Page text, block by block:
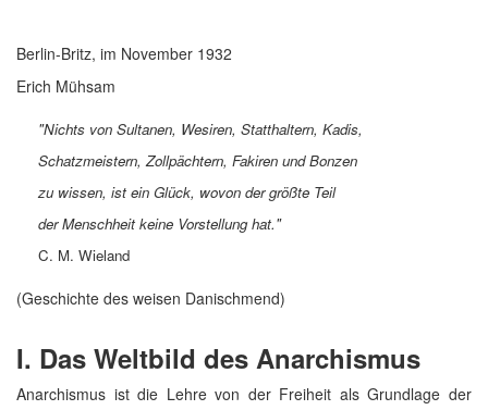
Berlin-Britz, im November 1932
Erich Mühsam
"Nichts von Sultanen, Wesiren, Statthaltern, Kadis,
Schatzmeistern, Zollpächtern, Fakiren und Bonzen
zu wissen, ist ein Glück, wovon der größte Teil
der Menschheit keine Vorstellung hat."
C. M. Wieland
(Geschichte des weisen Danischmend)
I. Das Weltbild des Anarchismus
Anarchismus ist die Lehre von der Freiheit als Grundlage der